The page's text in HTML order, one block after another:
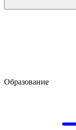
Образование